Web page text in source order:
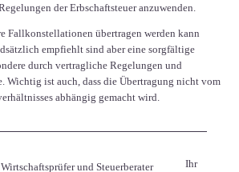
der Erbschaftsteuer anzuwenden.
Fallkonstellationen übertragen werden kann
empfiehlt sind aber eine sorgfältige
durch vertragliche Regelungen und
Wichtig ist auch, dass die Übertragung nicht vom
abhängig gemacht wird.
Ihr